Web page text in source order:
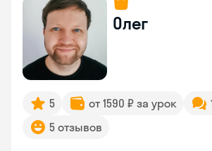
Олег
5 от 1590 ₽ за урок
5 отзывов